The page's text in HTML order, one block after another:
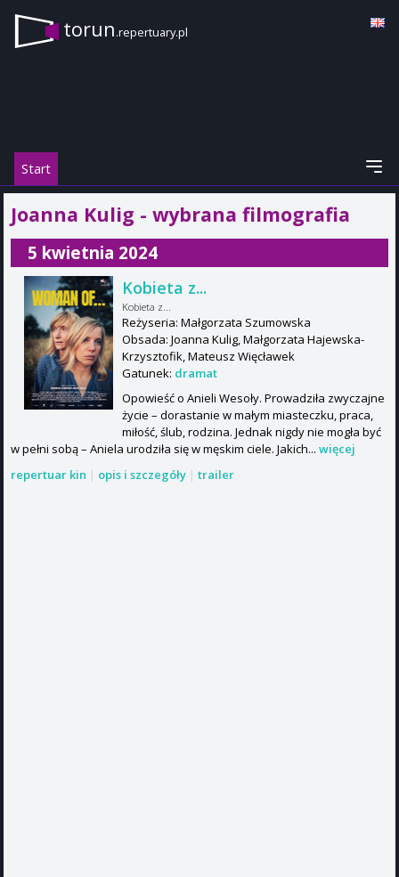
torun.repertuary.pl
Start
Joanna Kulig - wybrana filmografia
5 kwietnia 2024
Kobieta z...
Kobieta z...
Reżyseria: Małgorzata Szumowska
Obsada: Joanna Kulig, Małgorzata Hajewska-
Krzysztofik, Mateusz Więcławek
Gatunek: dramat
Opowieść o Anieli Wesoły. Prowadziła zwyczajne
życie – dorastanie w małym miasteczku, praca,
miłość, ślub, rodzina. Jednak nigdy nie mogła być
w pełni sobą – Aniela urodziła się w męskim ciele. Jakich... więcej
repertuar kin | opis i szczegóły | trailer